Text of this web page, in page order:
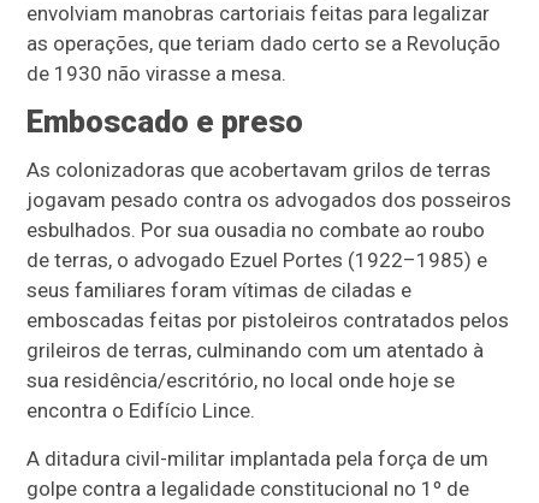
envolviam manobras cartoriais feitas para legalizar
as operações, que teriam dado certo se a Revolução
de 1930 não virasse a mesa.
Emboscado e preso
As colonizadoras que acobertavam grilos de terras
jogavam pesado contra os advogados dos posseiros
esbulhados. Por sua ousadia no combate ao roubo
de terras, o advogado Ezuel Portes (1922–1985) e
seus familiares foram vítimas de ciladas e
emboscadas feitas por pistoleiros contratados pelos
grileiros de terras, culminando com um atentado à
sua residência/escritório, no local onde hoje se
encontra o Edifício Lince.
A ditadura civil-militar implantada pela força de um
golpe contra a legalidade constitucional no 1º de